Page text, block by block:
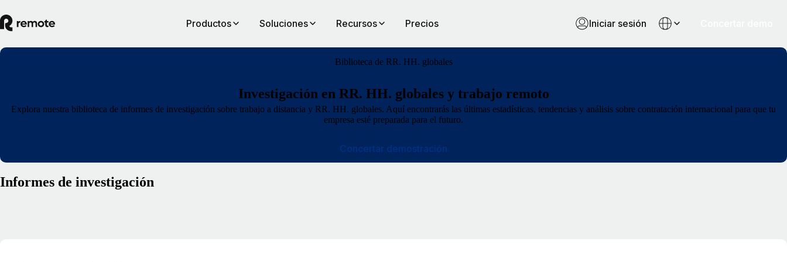
Productos Soluciones Recursos Precios Iniciar sesión
Biblioteca de RR. HH. globales
Investigación en RR. HH. globales y trabajo remoto
Explora nuestra biblioteca de informes de investigación sobre trabajo a distancia y RR. HH. globales. Aquí encontrarás las últimas estadísticas, tendencias y análisis sobre contratación internacional para que tu
empresa esté preparada para el futuro.
Concertar demostración
Informes de investigación